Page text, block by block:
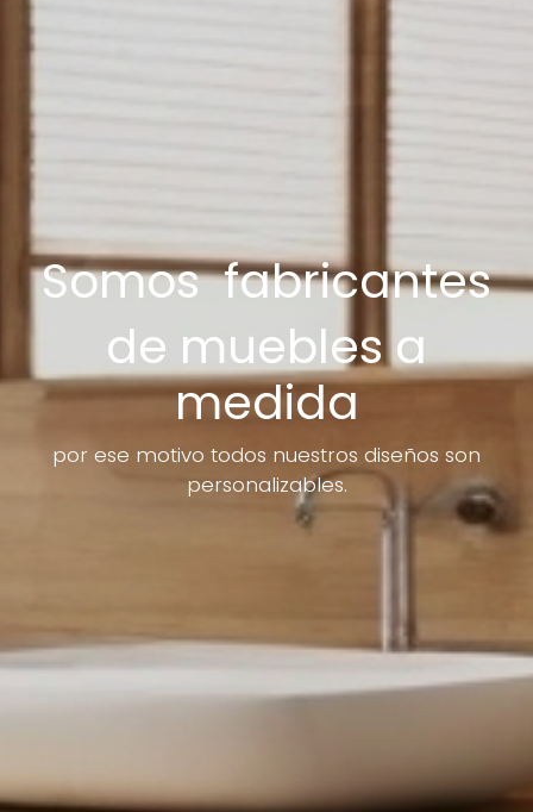
Somos fabricantes
de muebles a
medida
por ese motivo todos nuestros diseños son
personalizables.